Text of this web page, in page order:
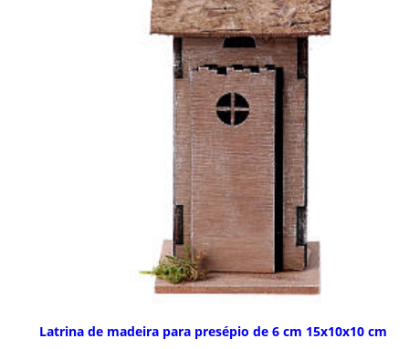
Latrina de madeira para presépio de 6 cm 15x10x10 cm